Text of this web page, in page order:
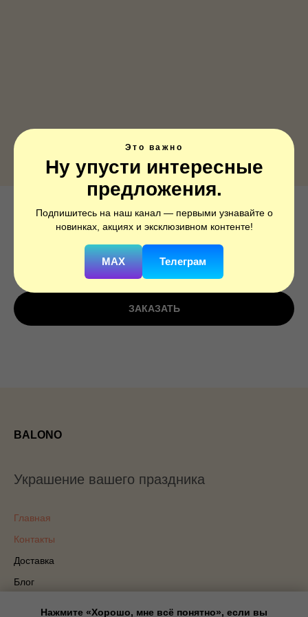
Это важно
Ну упусти интересные
предложения.
Подпишитесь на наш канал — первыми узнавайте о
новинках, акциях и эксклюзивном контенте!
MAX Телеграм
Ф ФИГУРА/11 Леопард
850
ЗАКАЗАТЬ
Нажмите «Хорошо, мне всё понятно», если вы
BALONO
Украшение вашего праздника
Главная
Контакты
Доставка
Блог